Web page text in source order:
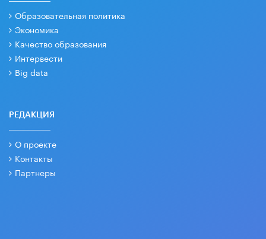
Образовательная политика
Экономика
Качество образования
Интервести
Big data
РЕДАКЦИЯ
О проекте
Контакты
Партнеры